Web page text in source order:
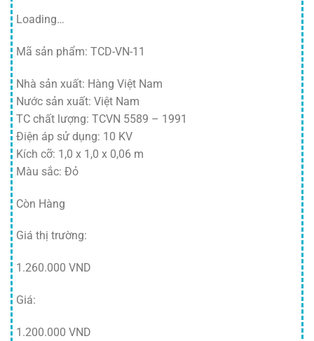
Loading…
Mã sản phẩm: TCD-VN-11
Nhà sản xuất: Hàng Việt Nam
Nước sản xuất: Việt Nam
TC chất lượng: TCVN 5589 – 1991
Điện áp sử dụng: 10 KV
Kích cỡ: 1,0 x 1,0 x 0,06 m
Màu sắc: Đỏ
Còn Hàng
Giá thị trường:
1.260.000 VND
Giá:
1.200.000 VND